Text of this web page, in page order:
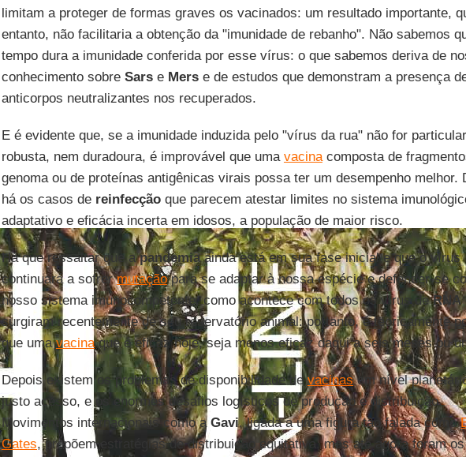
limitam a proteger de formas graves os vacinados: um resultado importante,
entanto, não facilitaria a obtenção da "imunidade de rebanho". Não sabemos
tempo dura a imunidade conferida por esse vírus: o que sabemos deriva de
conhecimento sobre Sarse Merse de estudos que demonstram a presença
anticorpos neutralizantes nos recuperados.
E é evidente que, se a imunidade induzida pelo "vírus da rua" não for
robusta, nem duradoura, é improvável que uma vacinacomposta de
genoma ou de proteínas antigênicas virais possa ter um desempenho melhor.
há os casos de reinfecçãoque parecem atestar limites no sistema
adaptativo e eficácia incerta em idosos, a população de maior risco.
Há que ressaltar que apandemiaainda está em sua fase inicial e que o vírus
continuará a sofrermutaçãopara se adaptar à nossa espécie e defender-se
nosso sistema imunocompetente, como acontece com todos os vírus deRNA
surgiram recentemente de seu reservatório animal: portanto, é teoricamente
que umavacinaque é eficaz hoje, seja menos eficaz daqui a seis meses ou
Depois existem os problemas de disponibilidade devacinasem nível
justo acesso, e os enormes desafios logísticos de produção e distribuição.
Movimentos internacionais como a Gavi, ligada a uma figura tão falada como
Gates, propõem estratégias de distribuição equitativa, mas até agora foram